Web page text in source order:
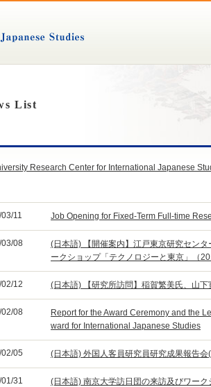
List
Research Center for International Japanese
11 Job Opening for Fixed-Term Full-time
08
(日本語) 【開催案内】江戸東京研究セン
ークショップ「テクノロジーと東京」（
12 (日本語) 【研究所訪問】稲賀繁美氏、山下
08
Report for the Award Ceremony and the
ward for International Japanese Studies
05 (日本語) 外国人客員研究員研究成果報告
31 (日本語) 南京大学訪日団の来訪及びワーク